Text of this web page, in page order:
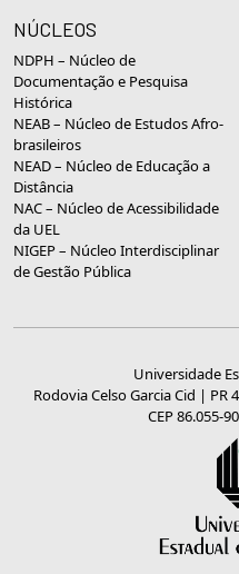
NÚCLEOS
NDPH – Núcleo de
Documentação e Pesquisa
Histórica
NEAB – Núcleo de Estudos Afro-
brasileiros
NEAD – Núcleo de Educação a
Distância
NAC – Núcleo de Acessibilidade
da UEL
NIGEP – Núcleo Interdisciplinar
de Gestão Pública
Universidade
Rodovia Celso Garcia Cid |
CEP 86.055-